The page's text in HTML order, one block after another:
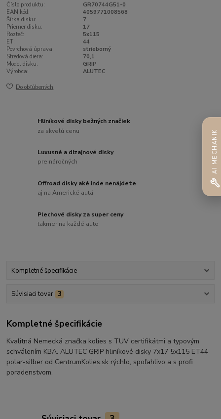
Číslo produktu:
GR70744G51-0
EAN kód:
4059771008568
Šírka disku:
7
Priemer disku:
17
Rozteč:
5x115
ET:
44
Povrchová úprava:
strieborný
Stredová diera:
70,1
Model disku:
GRIP
Výrobca:
ALUTEC
Do obľúbených
Hliníkové disky bežných značiek
za skvelú cenu
Luxusné a dizajnové disky
pre náročných
Offroad disky aké inde nenájdete
aj na Americké autá
Plechové disky za super ceny
takmer na každé auto
Kompletné špecifikácie
Súvisiaci tovar 3
Kompletné špecifikácie
Kvalitná Nemecká značka kolies s TUV certifikátmi a typovým
schválením KBA. ALUTEC GRIP hliníkové disky 7x17 5x115 ET44
polar-silber od CentrumKolies.sk rýchlo, spoľahlivo a s profi
poradenstvom.
AI MECHANIK